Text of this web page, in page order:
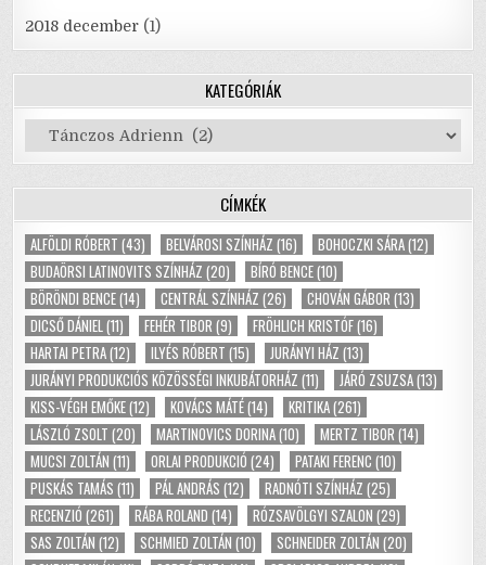
2018 december (1)
KATEGÓRIÁK
Kategóriák
CÍMKÉK
ALFÖLDI RÓBERT (43) BELVÁROSI SZÍNHÁZ (16) BOHOCZKI SÁRA(12)
BUDAÖRSI LATINOVITS SZÍNHÁZ (20) BÍRÓ BENCE(10)
BÖRÖNDI BENCE(14) CENTRÁL SZÍNHÁZ (26) CHOVÁN GÁBOR (13)
DICSŐ DÁNIEL(11) FEHÉR TIBOR (9) FRÖHLICH KRISTÓF(16)
HARTAI PETRA(12) ILYÉS RÓBERT (15) JURÁNYI HÁZ (13)
JURÁNYI PRODUKCIÓS KÖZÖSSÉGI INKUBÁTORHÁZ (11) JÁRÓ ZSUZSA(13)
KISS-VÉGH EMŐKE(12) KOVÁCS MÁTÉ(14) KRITIKA(261)
LÁSZLÓ ZSOLT (20) MARTINOVICS DORINA(10) MERTZ TIBOR (14)
MUCSI ZOLTÁN (11) ORLAI PRODUKCIÓ (24) PATAKI FERENC (10)
PUSKÁS TAMÁS (11) PÁL ANDRÁS (12) RADNÓTI SZÍNHÁZ (25)
RECENZIÓ (261) RÁBA ROLAND (14) RÓZSAVÖLGYI SZALON (29)
SAS ZOLTÁN (12) SCHMIED ZOLTÁN (10) SCHNEIDER ZOLTÁN (20)